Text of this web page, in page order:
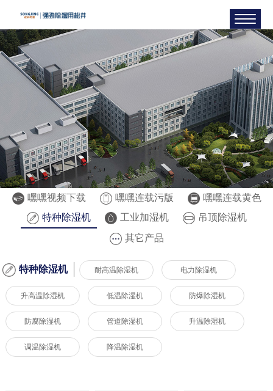
嘿嘿视频下载 嘿嘿连载污版
嘿嘿连载黄色
特种除湿机
工业加湿机
吊顶除湿机
其它产品
特种除湿机 耐高温除湿机 电力除湿机
升高温除湿机 低温除湿机 防爆除湿机
防腐除湿机 管道除湿机 升温除湿机
调温除湿机 降温除湿机